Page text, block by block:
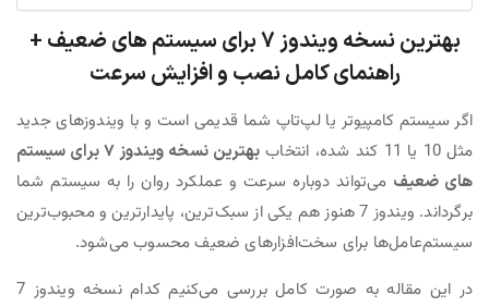
بهترین نسخه ویندوز 7 برای سیستم های ضعیف +
راهنمای کامل نصب و افزایش سرعت
اگر سیستم کامپیوتر یا لپ‌تاپ شما قدیمی است و با ویندوزهای جدید
مثل 10 یا 11 کند شده، انتخاب
بهترین نسخه ویندوز 7 برای سیستم
های ضعیف می‌تواند دوباره سرعت و عملکرد روان را به سیستم شما
برگرداند. ویندوز 7 هنوز هم یکی از سبک‌ترین، پایدارترین و محبوب‌ترین
سیستم‌عامل‌ها برای سخت‌افزارهای ضعیف محسوب می‌شود.
در این مقاله به صورت کامل بررسی می‌کنیم کدام نسخه ویندوز 7